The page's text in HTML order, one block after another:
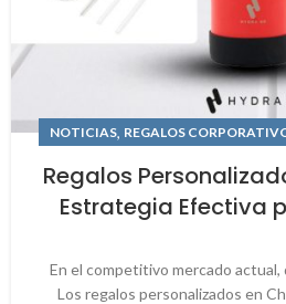
NOTICIAS, REGALOS
Regalos
Estrategia Efectiva
En el competitivo mercado actual,
Los regalos personalizados en